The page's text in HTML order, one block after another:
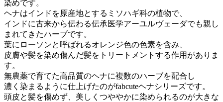
染めです。
ヘナはインドを原産地とするミソハギ科の植物で、
インドに古来から伝わる伝承医学アーユルヴェーダでも親し
まれてきたハーブです。
葉にローソンと呼ばれるオレンジ色の色素を含み、
皮膚や髪を染め傷んだ髪をトリートメントする作用がありま
す。
無農薬で育てた高品質のヘナに複数のハーブを配合し
濃く染まるように仕上げたのがfabcuteヘナシリーズです。
頭皮と髪を傷めず、美しくつややかに染められるのが大きな